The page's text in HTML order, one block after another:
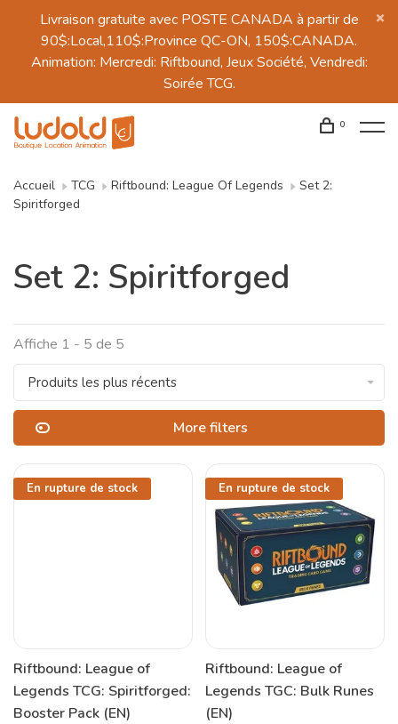
Livraison gratuite avec POSTE CANADA à partir de
90$:Local,110$:Province QC-ON, 150$:CANADA.
Animation: Mercredi: Riftbound, Jeux Société, Vendredi:
Soirée TCG.
0
Accueil TCG Riftbound: League Of Legends
Set 2:
Spiritforged
Set 2: Spiritforged
Affiche 1 - 5 de 5
Produits les plus récents
More filters
En rupture de stock
Riftbound: League of
Legends TCG: Spiritforged:
Booster Pack (EN)
En rupture de stock
Riftbound: League of
Legends TGC: Bulk Runes
(EN)